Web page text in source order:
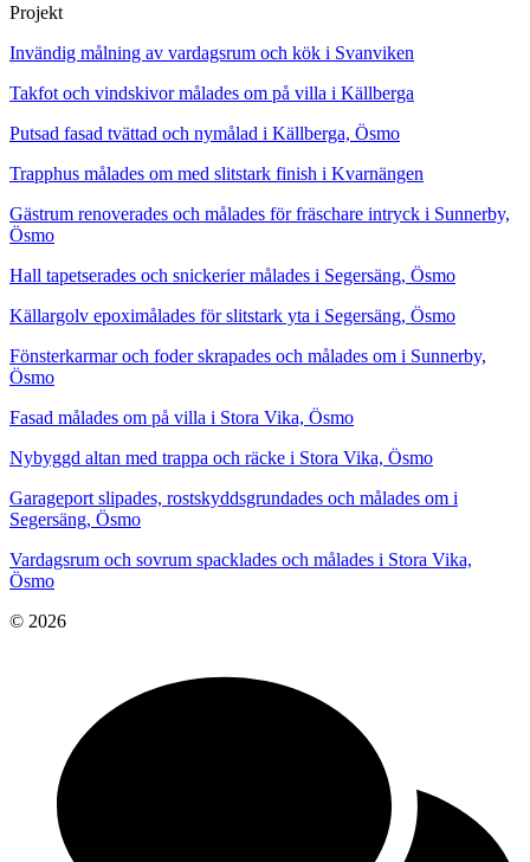
Projekt
Invändig målning av vardagsrum och kök i Svanviken
Takfot och vindskivor målades om på villa i Källberga
Putsad fasad tvättad och nymålad i Källberga, Ösmo
Trapphus målades om med slitstark finish i Kvarnängen
Gästrum renoverades och målades för fräschare intryck i Sunnerby,
Ösmo
Hall tapetserades och snickerier målades i Segersäng, Ösmo
Källargolv epoximålades för slitstark yta i Segersäng, Ösmo
Fönsterkarmar och foder skrapades och målades om i Sunnerby,
Ösmo
Fasad målades om på villa i Stora Vika, Ösmo
Nybyggd altan med trappa och räcke i Stora Vika, Ösmo
Garageport slipades, rostskyddsgrundades och målades om i
Segersäng, Ösmo
Vardagsrum och sovrum spacklades och målades i Stora Vika,
Ösmo
© 2026